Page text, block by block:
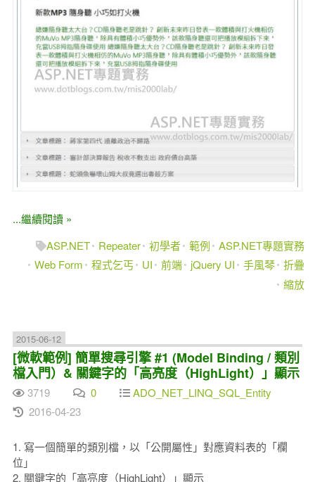
...繼續閱讀 »
ASP.NET
Repeater 初學者 範例
ASP.NET專題實務
Web Form
程式乞丐 UI 前端 jQuery UI 手風琴 折疊
縮放
2015-06-12
[微軟範例] 簡單搜尋引擎 #1 (Model Binding / 類別
檔入門）& 關鍵字的「高亮度（HighLight）」顯示
3719 0
ADO_NET_LINQ_SQL_Entity
2016-04-23
1. 寫一個簡單的類別檔，以「公開屬性」對應資料表的「欄
位」
2. 關鍵字的「高亮度（HighLight）」顯示